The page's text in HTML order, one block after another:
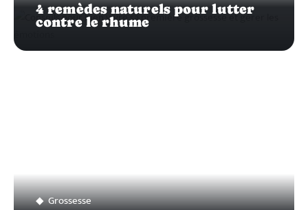
4 remèdes naturels pour lutter
contre le rhume
Grossesse